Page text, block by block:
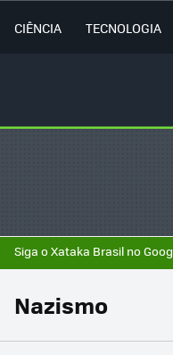
CIÊNCIA TECNOLOGIA
Siga o Xataka Brasil no
Nazismo